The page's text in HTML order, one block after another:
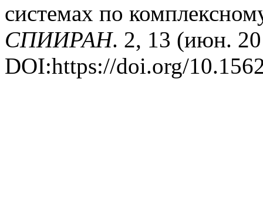
системах по
СПИИРАН. 2, 13 (июн.
DOI:https://doi.org/